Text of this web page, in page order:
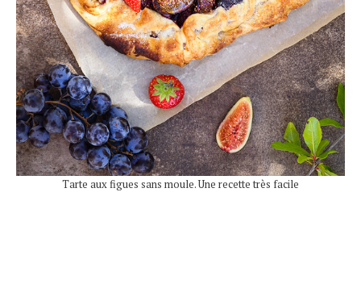
Tarte aux figues sans moule. Une recette très facile